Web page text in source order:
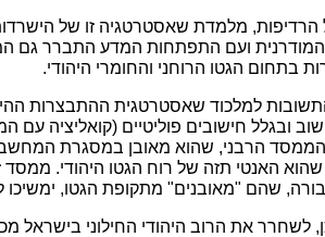
הרדיפות, מלמדת שאסטרטגיה זו של
ועם התפתחות המדע התברר גם
הגטו הרוחני והחומרי היהודי.
למלכוד שאסטרטגית ההתבצרות
ובגלל חישובים פוליטיים (קואליציה עם
הממסד הרבני, שהוא מאובן במסגרת
האנטי תזה של רוח הגטו היהודי.
שהם "מאובנים" מתקופת הגטו, ימשיכו
לשחרר את הרוב היהודי החילוני בישראל